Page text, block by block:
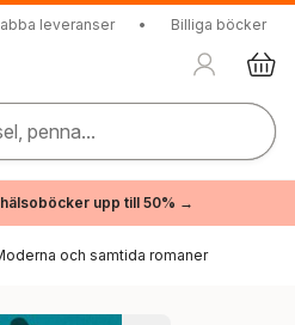
leveranser • Billiga böcker
penna...
upp till 50% →
och samtida romaner